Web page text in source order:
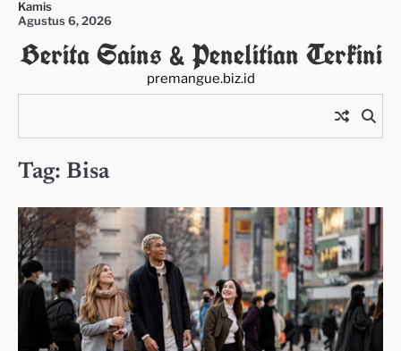
Skip
content
Kamis
Agustus 6, 2026
Berita Sains & Penelitian Terkini
premangue.biz.id
Tag: Bisa